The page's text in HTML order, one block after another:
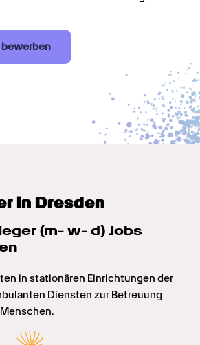
bewerben
in Dresden
(m- w- d) Jobs
in stationären Einrichtungen der
Diensten zur Betreuung